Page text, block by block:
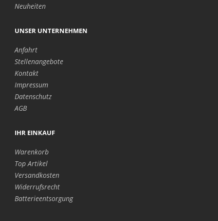
Neuheiten
UNSER UNTERNEHMEN
Anfahrt
Stellenangebote
Kontakt
Impressum
Datenschutz
AGB
IHR EINKAUF
Warenkorb
Top Artikel
Versandkosten
Widerrufsrecht
Batterieentsorgung